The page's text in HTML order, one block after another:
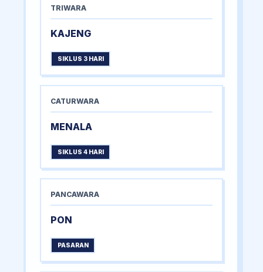
TRIWARA
KAJENG
SIKLUS 3 HARI
CATURWARA
MENALA
SIKLUS 4 HARI
PANCAWARA
PON
PASARAN